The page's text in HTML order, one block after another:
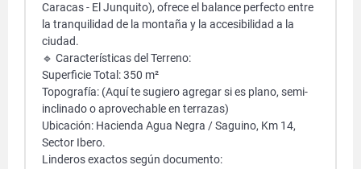
Caracas - El Junquito), ofrece el balance perfecto entre
la tranquilidad de la montaña y la accesibilidad a la
ciudad.
🔹 Características del Terreno:
Superficie Total: 350 m²
Topografía: (Aquí te sugiero agregar si es plano, semi-
inclinado o aprovechable en terrazas)
Ubicación: Hacienda Agua Negra / Saguino, Km 14,
Sector Ibero.
Linderos exactos según documento: